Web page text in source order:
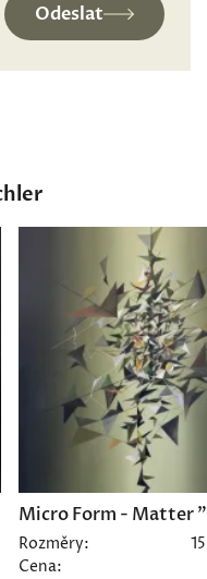
Odeslat
Micro Form - Matter
Rozměry:
Cena: